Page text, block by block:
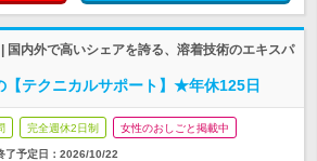
国内外で高いシェアを誇る、溶着技術のエキスパ
【テクニカルサポート】★年休125日
完全週休2日制 女性のおしごと掲載中
了予定日： 2026/10/22